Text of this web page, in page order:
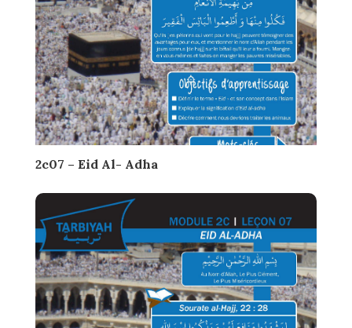
2c07 – Eid Al- Adha